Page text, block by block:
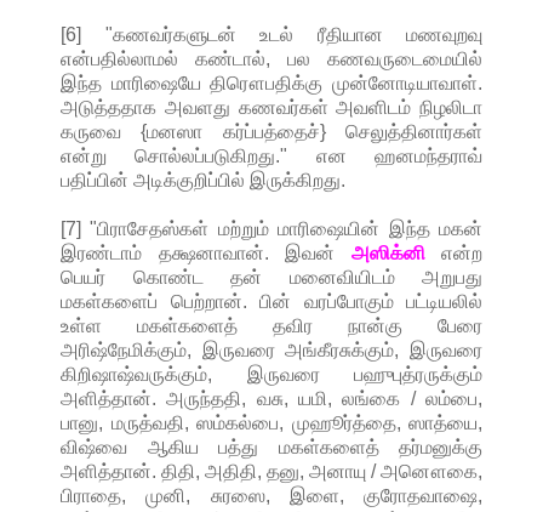
[6] "கணவர்களுடன் உடல் ரீதியான மணவுறவு
என்பதில்லாமல் கண்டால், பல கணவருடைமையில்
இந்த மாரிஷையே திரௌபதிக்கு முன்னோடியாவாள்.
அடுத்ததாக அவளது கணவர்கள் அவளிடம் நிழலிடா
கருவை {மனஸா கர்ப்பத்தைச்} செலுத்தினார்கள்
என்று சொல்லப்படுகிறது." என ஹனமந்தராவ்
பதிப்பின் அடிக்குறிப்பில் இருக்கிறது.
[7] "பிராசேதஸ்கள் மற்றும் மாரிஷையின் இந்த மகன்
இரண்டாம் தக்ஷனாவான். இவன் அஸிக்னிஎன்ற
பெயர் கொண்ட தன் மனைவியிடம் அறுபது
மகள்களைப் பெற்றான். பின் வரப்போகும் பட்டியலில்
உள்ள மகள்களைத் தவிர நான்கு பேரை
அரிஷ்நேமிக்கும், இருவரை அங்கீரசுக்கும், இருவரை
கிறிஷாஷ்வருக்கும், இருவரை பஹுபுத்ரருக்கும்
அளித்தான். அருந்ததி, வசு, யமி, லங்கை / லம்பை,
பானு, மருத்வதி, ஸம்கல்பை, முஹூர்த்தை, ஸாத்யை,
விஷ்வை ஆகிய பத்து மகள்களைத் தர்மனுக்கு
அளித்தான். திதி, அதிதி, தனு, அனாயு / அனௌகை,
பிராதை, முனி, சுரஸை, இளை, குரோதவாஷை,